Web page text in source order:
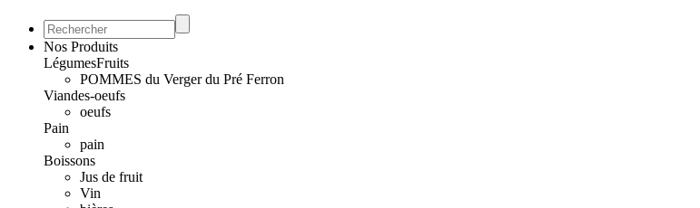
Nos Produits
LégumesFruits
POMMES du Verger du Pré Ferron
Viandes-oeufs
oeufs
Pain
pain
Boissons
Jus de fruit
Vin